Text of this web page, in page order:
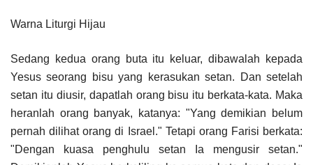
Warna Liturgi Hijau
Sedang kedua orang buta itu keluar, dibawalah kepada
Yesus seorang bisu yang kerasukan setan. Dan setelah
setan itu diusir, dapatlah orang bisu itu berkata-kata. Maka
heranlah orang banyak, katanya: "Yang demikian belum
pernah dilihat orang di Israel." Tetapi orang Farisi berkata:
"Dengan kuasa penghulu setan Ia mengusir setan."